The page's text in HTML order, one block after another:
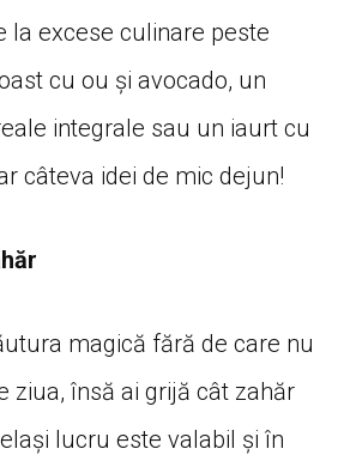
la excese culinare peste
cu ou și avocado, un
integrale sau un iaurt cu
câteva idei de mic dejun!
magică fără de care nu
ziua, însă ai grijă cât zahăr
lucru este valabil și în